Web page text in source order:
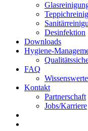
Desinfektion
Downloads
Hygiene-
FAQ
Kontakt
Partnerschaft
Jobs/Karriere